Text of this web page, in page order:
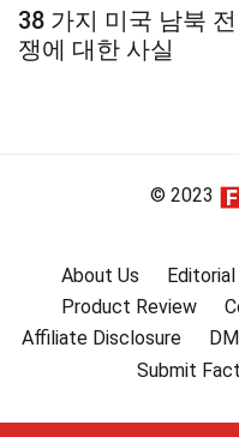
38 가지 미국 남북 전
쟁에 대한 사실
© 2023
About Us
Product Review
Affiliate Disclosure
Submit